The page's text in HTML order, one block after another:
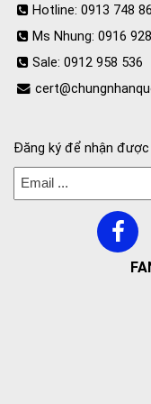
Hotline: 0913 748
Ms Nhung: 0916
Sale: 0912 958 536
Đăng ký để nhận